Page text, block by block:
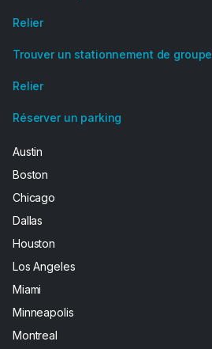
Relier
Trouver un stationnement de groupe
Relier
Réserver un parking
Austin
Boston
Chicago
Dallas
Houston
Los Angeles
Miami
Minneapolis
Montreal